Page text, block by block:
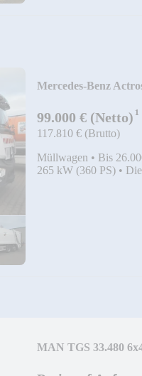
Mercedes-Benz
99.000 € (Netto)¹
117.810 € (Brutto)
Müllwagen • Bis
265 kW (360 PS) •
MAN TGS 33.480